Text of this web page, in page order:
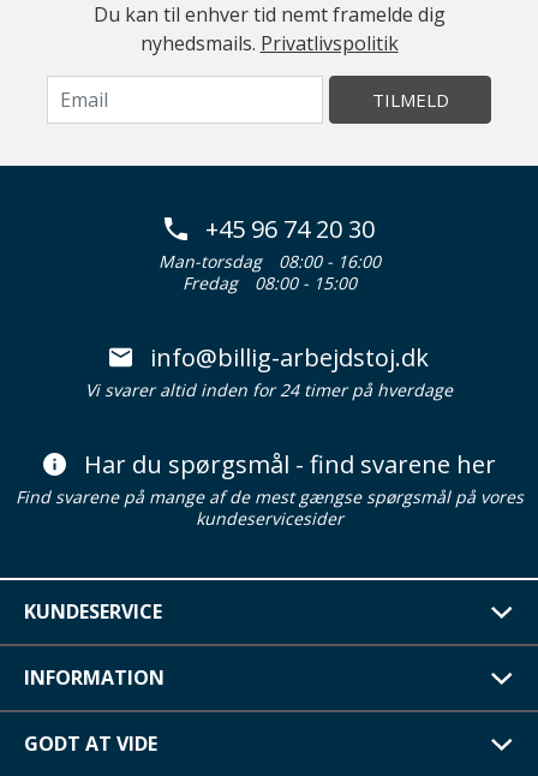
Du kan til enhver tid nemt framelde dig
nyhedsmails. Privatlivspolitik
TILMELD
+45 96 74 20 30
Man-torsdag
08:00 - 16:00
Fredag
08:00 - 15:00
info@billig-arbejdstoj.dk
Vi svarer altid inden for 24 timer på hverdage
Har du spørgsmål - find svarene her
Find svarene på mange af de mest gængse spørgsmål på vores
kundeservicesider
KUNDESERVICE
INFORMATION
GODT AT VIDE